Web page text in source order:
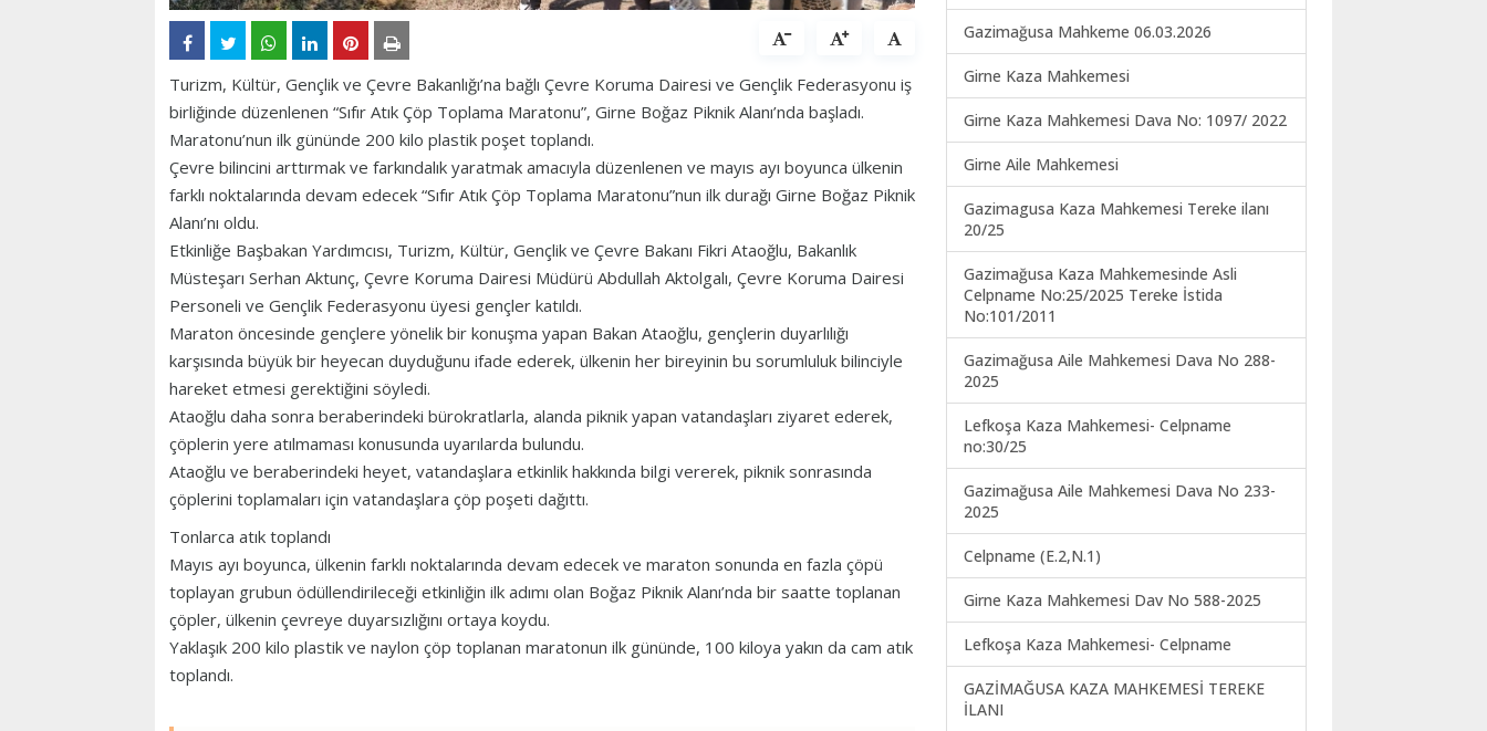
Turizm, Kültür, Gençlik ve Çevre Bakanlığı’na bağlı Çevre Koruma Dairesi ve Gençlik Federasyonu iş
birliğinde düzenlenen “Sıfır Atık Çöp Toplama Maratonu”, Girne Boğaz Piknik Alanı’nda başladı.
Maratonu’nun ilk gününde 200 kilo plastik poşet toplandı.
Çevre bilincini arttırmak ve farkındalık yaratmak amacıyla düzenlenen ve mayıs ayı boyunca ülkenin
farklı noktalarında devam edecek “Sıfır Atık Çöp Toplama Maratonu”nun ilk durağı Girne Boğaz Piknik
Alanı’nı oldu.
Etkinliğe Başbakan Yardımcısı, Turizm, Kültür, Gençlik ve Çevre Bakanı Fikri Ataoğlu, Bakanlık
Müsteşarı Serhan Aktunç, Çevre Koruma Dairesi Müdürü Abdullah Aktolgalı, Çevre Koruma Dairesi
Personeli ve Gençlik Federasyonu üyesi gençler katıldı.
Maraton öncesinde gençlere yönelik bir konuşma yapan Bakan Ataoğlu, gençlerin duyarlılığı
karşısında büyük bir heyecan duyduğunu ifade ederek, ülkenin her bireyinin bu sorumluluk bilinciyle
hareket etmesi gerektiğini söyledi.
Ataoğlu daha sonra beraberindeki bürokratlarla, alanda piknik yapan vatandaşları ziyaret ederek,
çöplerin yere atılmaması konusunda uyarılarda bulundu.
Ataoğlu ve beraberindeki heyet, vatandaşlara etkinlik hakkında bilgi vererek, piknik sonrasında
çöplerini toplamaları için vatandaşlara çöp poşeti dağıttı.
Tonlarca atık toplandı
Mayıs ayı boyunca, ülkenin farklı noktalarında devam edecek ve maraton sonunda en fazla çöpü
toplayan grubun ödüllendirileceği etkinliğin ilk adımı olan Boğaz Piknik Alanı’nda bir saatte toplanan
çöpler, ülkenin çevreye duyarsızlığını ortaya koydu.
Yaklaşık 200 kilo plastik ve naylon çöp toplanan maratonun ilk gününde, 100 kiloya yakın da cam atık
toplandı.
Gazimağusa Mahkeme 06.03.2026
Girne Kaza Mahkemesi
Girne Kaza Mahkemesi Dava No: 1097/ 2022
Girne Aile Mahkemesi
Gazimagusa Kaza Mahkemesi Tereke ilanı
20/25
Gazimağusa Kaza Mahkemesinde Asli
Celpname No:25/2025 Tereke İstida
No:101/2011
Gazimağusa Aile Mahkemesi Dava No 288-
2025
Lefkoşa Kaza Mahkemesi- Celpname
no:30/25
Gazimağusa Aile Mahkemesi Dava No 233-
2025
Celpname (E.2,N.1)
Girne Kaza Mahkemesi Dav No 588-2025
Lefkoşa Kaza Mahkemesi- Celpname
GAZİMAĞUSA KAZA MAHKEMESİ TEREKE
İLANI